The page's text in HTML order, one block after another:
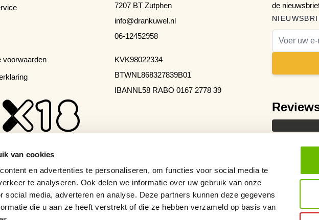
van cookies
en advertenties te personaliseren, om functies voor social media te
te analyseren. Ook delen we informatie over uw gebruik van onze
social media, adverteren en analyse. Deze partners kunnen deze gegevens
die u aan ze heeft verstrekt of die ze hebben verzameld op basis van
voorwaarden
7207 BT Zutphen
info@drankuwel.nl
06-12452958
KVK98022334
BTWNL868327839B01
IBANNL58 RABO 0167 2778 39
de
E-mail adres